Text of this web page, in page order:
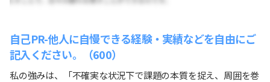
自己PR-他人に自慢できる経験・実績などを自由にご
記入ください。（600）
私の強みは、「不確実な状況下で課題の本質を捉え、周囲を巻